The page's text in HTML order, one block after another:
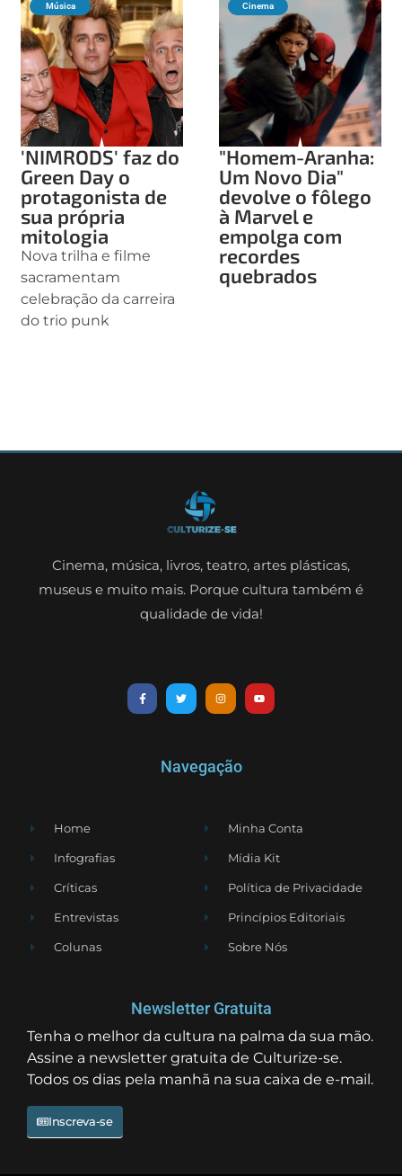
Música
'NIMRODS' faz do
Green Day o
protagonista de
sua própria
mitologia
Nova trilha e filme
sacramentam
celebração da carreira
do trio punk
Cinema
"Homem-Aranha:
Um Novo Dia"
devolve o fôlego
à Marvel e
empolga com
recordes
quebrados
Cinema, música, livros, teatro, artes plásticas,
museus e muito mais. Porque cultura também é
qualidade de vida!
Navegação
Home
Infografias
Críticas
Entrevistas
Colunas
Minha Conta
Mídia Kit
Política de Privacidade
Princípios Editoriais
Sobre Nós
Newsletter Gratuita
Tenha o melhor da cultura na palma da sua mão.
Assine a newsletter gratuita de Culturize-se.
Todos os dias pela manhã na sua caixa de e-mail.
Inscreva-se